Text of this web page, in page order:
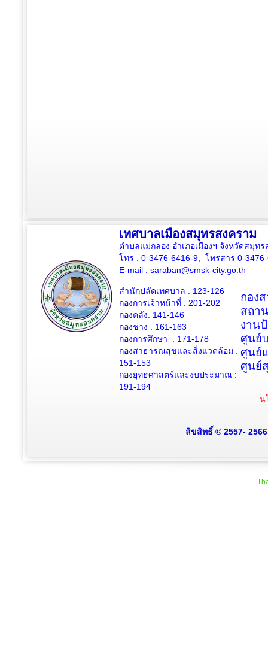
เทศบาลเมืองสมุทรสงคราม
ตำบลแม่กลอง อำเภอเมืองฯ จังหวัดสมุท
โทร : 0-3476-6416-9, โทรสาร 0-
E-mail : saraban@smsk-city.go.th
สำนักปลัดเทศบาล : 123-126
กองการเจ้าหน้าที่ : 201-202
กองคลัง: 141-146
กองช่าง : 161-163
กองการศึกษา : 171-178
กองสาธารณสุขและสิ่งแวดล้อม :
151-153
กองยุทธศาสตร์และงบประมาณ :
191-194
กอง
สถา
งาน
ศูนย์
ศูนย์
ศูนย์
น
ลิขสิทธิ์ © 2557-